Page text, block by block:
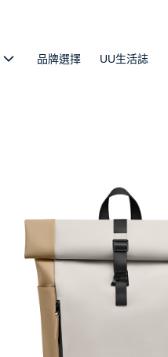
品牌選擇 UU生活誌